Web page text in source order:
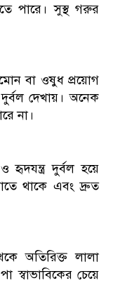
পারে। সুস্থ গরুর
বা ওষুধ প্রয়োগ
দেখায়। অনেক
না।
দুর্বল হয়ে
থাকে এবং দ্রুত
অতিরিক্ত লালা
চেয়ে